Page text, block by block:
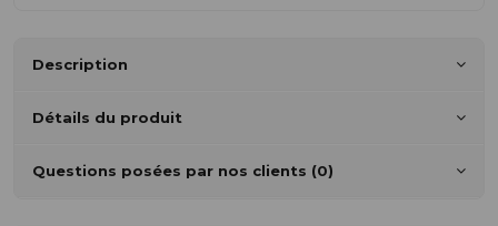
Description
Détails du produit
Questions posées par nos clients (0)